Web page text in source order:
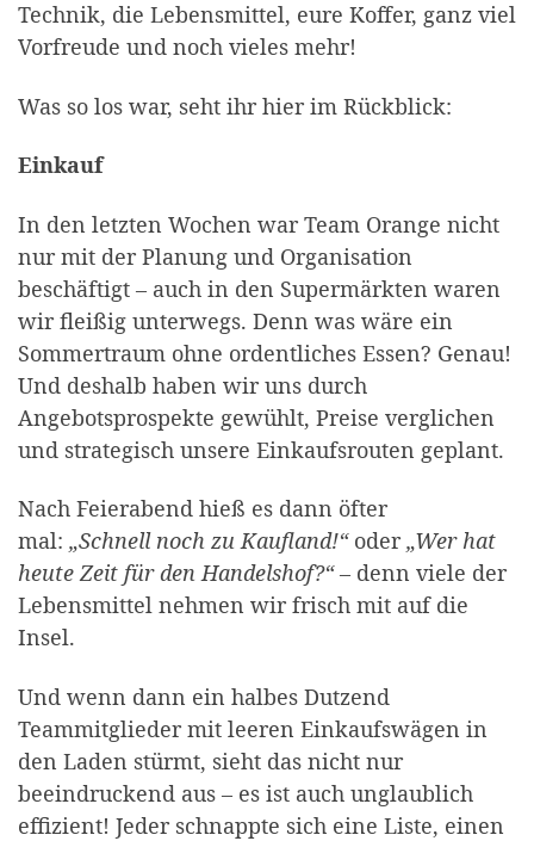
Technik, die Lebensmittel, eure Koffer, ganz viel
Vorfreude und noch vieles mehr!
Was so los war, seht ihr hier im Rückblick:
Einkauf
In den letzten Wochen war Team Orange nicht
nur mit der Planung und Organisation
beschäftigt – auch in den Supermärkten waren
wir fleißig unterwegs. Denn was wäre ein
Sommertraum ohne ordentliches Essen? Genau!
Und deshalb haben wir uns durch
Angebotsprospekte gewühlt, Preise verglichen
und strategisch unsere Einkaufsrouten geplant.
Nach Feierabend hieß es dann öfter
mal: „Schnell noch zu Kaufland!“oder „Wer hat
heute Zeit für den Handelshof?“– denn viele der
Lebensmittel nehmen wir frisch mit auf die
Insel.
Und wenn dann ein halbes Dutzend
Teammitglieder mit leeren Einkaufswägen in
den Laden stürmt, sieht das nicht nur
beeindruckend aus – es ist auch unglaublich
effizient! Jeder schnappte sich eine Liste, einen